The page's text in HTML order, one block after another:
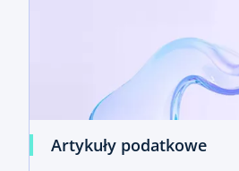
Artykuły podatkowe